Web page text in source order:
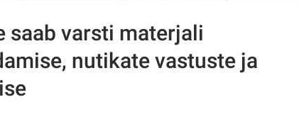
saab varsti materjali
nutikate vastuste ja